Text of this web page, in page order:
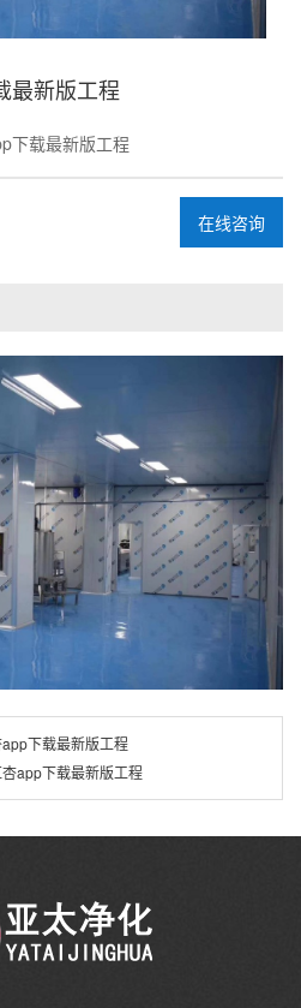
最新版工程
下载最新版工程
在线咨询
下载最新版工程
app下载最新版工程